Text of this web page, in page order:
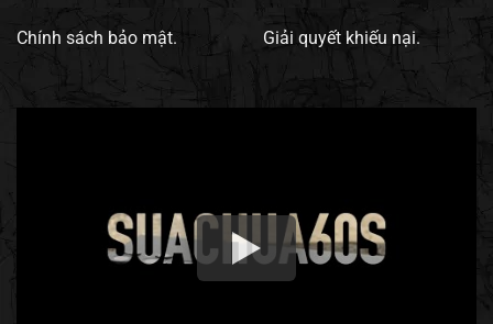
Chính sách bảo mật. Giải quyết khiếu nại.